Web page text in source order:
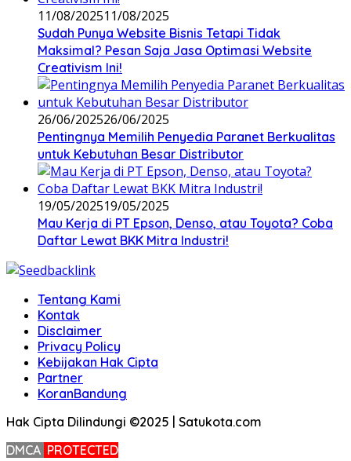
11/08/202511/08/2025
Sudah Punya Website Bisnis Tetapi Tidak
Maksimal? Pesan Saja Jasa Optimasi Website
Creativism Ini!
26/06/202526/06/2025
Pentingnya Memilih Penyedia Paranet Berkualitas
untuk Kebutuhan Besar Distributor
19/05/202519/05/2025
Mau Kerja di PT Epson, Denso, atau Toyota? Coba
Daftar Lewat BKK Mitra Industri!
Tentang Kami
Kontak
Disclaimer
Privacy Policy
Kebijakan Hak Cipta
Partner
KoranBandung
Hak Cipta Dilindungi ©2025 | Satukota.com
DMCA PROTECTED